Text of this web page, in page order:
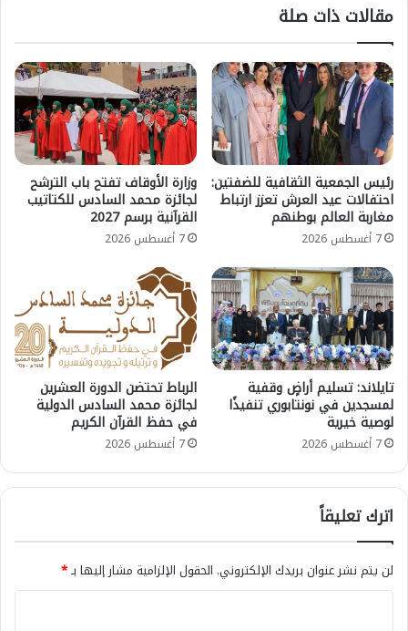
مقالات ذات صلة
رئيس الجمعية الثقافية للضفتين:
احتفالات عيد العرش تعزز ارتباط
مغاربة العالم بوطنهم
7 أغسطس 2026
وزارة الأوقاف تفتح باب الترشح
لجائزة محمد السادس للكتاتيب
القرآنية برسم 2027
7 أغسطس 2026
تايلاند: تسليم أراضٍ وقفية
لمسجدين في نونتابوري تنفيذًا
لوصية خيرية
7 أغسطس 2026
الرباط تحتضن الدورة العشرين
لجائزة محمد السادس الدولية
في حفظ القرآن الكريم
7 أغسطس 2026
اترك تعليقاً
لن يتم نشر عنوان بريدك الإلكتروني. الحقول الإلزامية مشار إليها بـ*